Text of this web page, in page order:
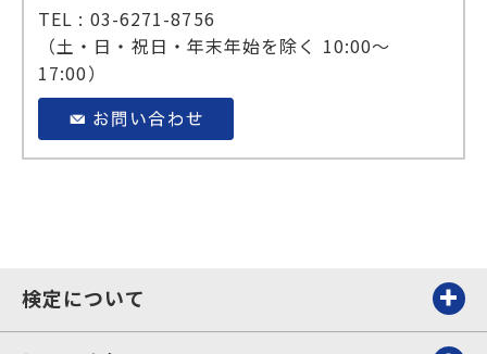
TEL : 03-6271-8756
（土・日・祝日・年末年始を除く 10:00～
17:00）
検定について